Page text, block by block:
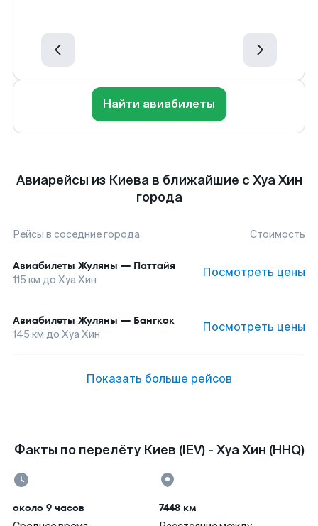
Найти авиабилеты
Авиарейсы из Киева в ближайшие с Хуа Хин
города
Рейсы в соседние города Стоимость
Авиабилеты Жуляны — Паттайя
115 км до Хуа Хин Посмотреть цены
Авиабилеты Жуляны — Бангкок
145 км до Хуа Хин Посмотреть цены
Показать больше рейсов
Факты по перелёту Киев (IEV) - Хуа Хин (HHQ)
около 9 часов 7448 км